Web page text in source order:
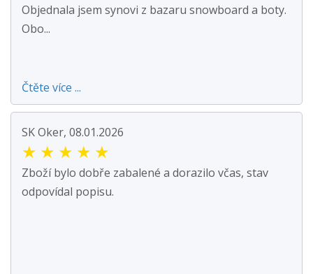
Objednala jsem synovi z bazaru snowboard a boty.
Obo...
Čtěte více ...
SK Oker, 08.01.2026
★ ★ ★ ★ ★
Zboží bylo dobře zabalené a dorazilo včas, stav
odpovídal popisu.